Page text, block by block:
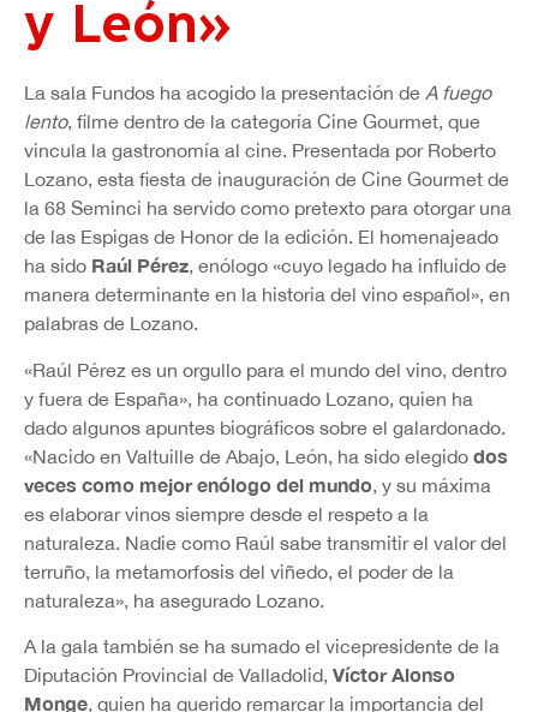
y León»
La sala Fundos ha acogido la presentación de A fuego
lento, filme dentro de la categoría Cine Gourmet, que
vincula la gastronomía al cine. Presentada por Roberto
Lozano, esta fiesta de inauguración de Cine Gourmet de
la 68 Seminci ha servido como pretexto para otorgar una
de las Espigas de Honor de la edición. El homenajeado
ha sido Raúl Pérez, enólogo «cuyo legado ha influido de
manera determinante en la historia del vino español», en
palabras de Lozano.
«Raúl Pérez es un orgullo para el mundo del vino, dentro
y fuera de España», ha continuado Lozano, quien ha
dado algunos apuntes biográficos sobre el galardonado.
«Nacido en Valtuille de Abajo, León, ha sido elegido dos
veces como mejor enólogo del mundo, y su máxima
es elaborar vinos siempre desde el respeto a la
naturaleza. Nadie como Raúl sabe transmitir el valor del
terruño, la metamorfosis del viñedo, el poder de la
naturaleza», ha asegurado Lozano.
A la gala también se ha sumado el vicepresidente de la
Diputación Provincial de Valladolid, Víctor Alonso
Monge, quien ha querido remarcar la importancia del